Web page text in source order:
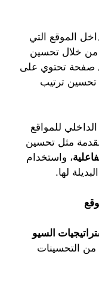
الموقع التي
من خلال تحسين
صفحة تحتوي على
تحسين ترتيب
للمواقع
مثل تحسين
، واستخدام
لها.
السيو
من التحسينات